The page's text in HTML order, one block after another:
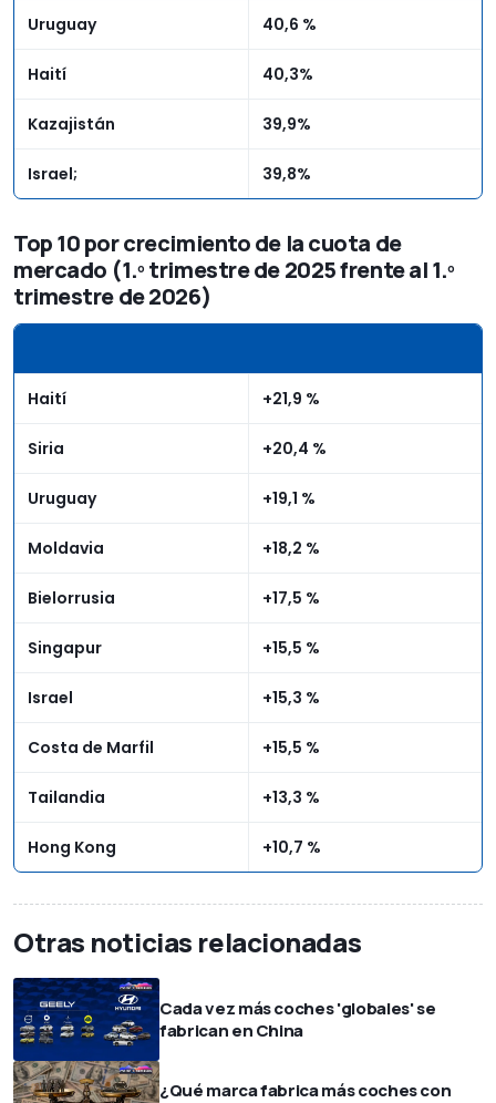
Uruguay 40,6 %
Haití 40,3%
Kazajistán 39,9%
Israel; 39,8%
Top 10 por crecimiento de la cuota de
mercado (1.º trimestre de 2025 frente al 1.º
trimestre de 2026)
Haití +21,9 %
Siria +20,4 %
Uruguay +19,1 %
Moldavia +18,2 %
Bielorrusia +17,5 %
Singapur +15,5 %
Israel +15,3 %
Costa de Marfil +15,5 %
Tailandia +13,3 %
Hong Kong +10,7 %
Otras noticias relacionadas
Cada vez más coches 'globales' se
fabrican en China
¿Qué marca fabrica más coches con